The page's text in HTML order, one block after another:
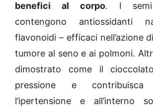
benefici al corpo. I
contengono antiossidanti
flavonoidi – efficaci nell’azione
tumore al seno e ai polmoni.
dimostrato come il
pressione e
l’ipertensione e all’interno